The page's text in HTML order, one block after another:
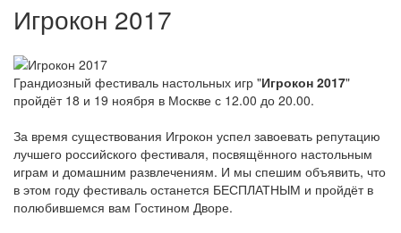
Игрокон 2017
Грандиозный фестиваль настольных игр "Игрокон 2017"
пройдёт 18 и 19 ноября в Москве с 12.00 до 20.00.
За время существования Игрокон успел завоевать репутацию
лучшего российского фестиваля, посвящённого настольным
играм и домашним развлечениям. И мы спешим объявить, что
в этом году фестиваль останется БЕСПЛАТНЫМ и пройдёт в
полюбившемся вам Гостином Дворе.